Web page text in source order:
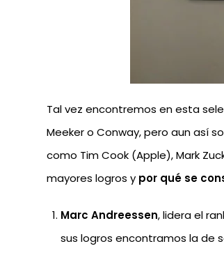
Tal vez encontremos en esta
Meeker o Conway, pero aun así
como Tim Cook (Apple), Mark
mayores logros y por qué se
Marc Andreessen, lidera el
sus logros encontramos la de